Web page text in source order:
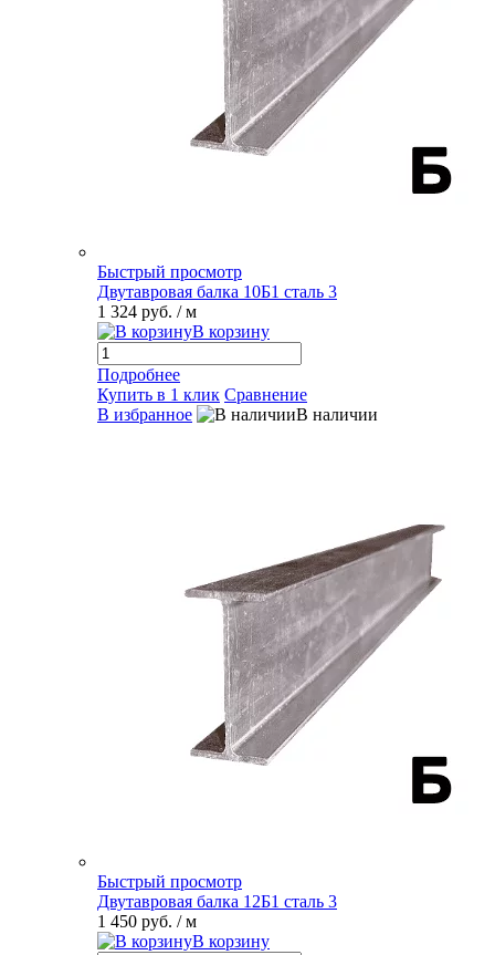
Быстрый просмотр
Двутавровая балка 10Б1 сталь 3
1 324 руб. / м
В корзину
Подробнее
Купить в 1 клик Сравнение
В избранное
В наличии
Быстрый просмотр
Двутавровая балка 12Б1 сталь 3
1 450 руб. / м
В корзину